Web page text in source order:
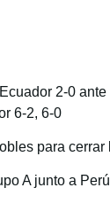
2-0
6-2, 6-0
para cerrar
A junto a